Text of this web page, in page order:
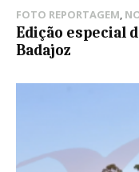
FOTO REPORTAGEM,
Edição especial
Badajoz